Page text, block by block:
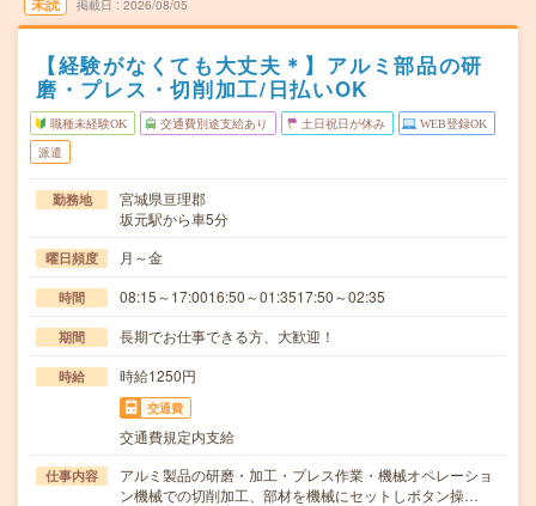
掲載日 2026/08/05
【経験がなくても大丈夫＊】アルミ部品の研
磨・プレス・切削加工/日払いOK
職種未経験OK 交通費別途支給あり 土日祝日が休み WEB登録OK
派遣
勤務地
宮城県亘理郡
坂元駅から車5分
曜日頻度 月～金
時間 08:15～17:0016:50～01:3517:50～02:35
期間 長期でお仕事できる方、大歓迎！
時給 時給1250円
交通費
交通費規定内支給
仕事内容
アルミ製品の研磨・加工・プレス作業・機械オペレーショ
ン機械での切削加工、部材を機械にセットしボタン操…